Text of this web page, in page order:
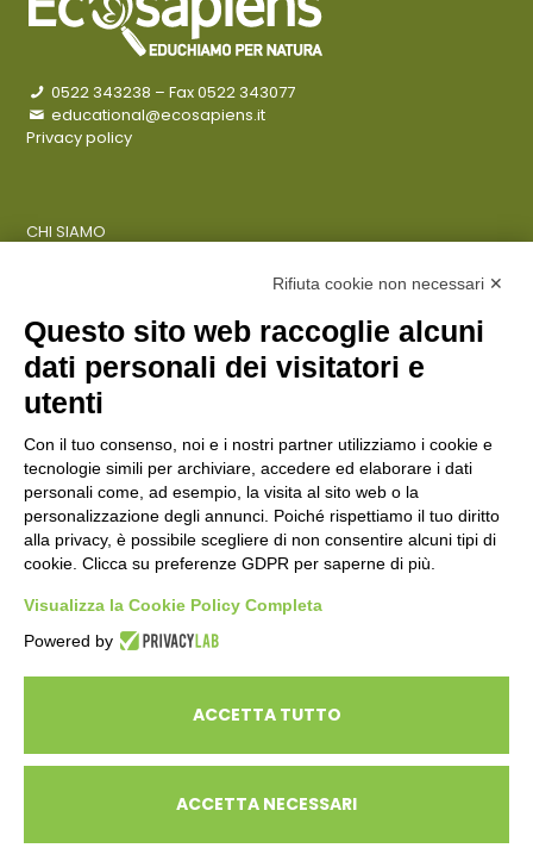
0522 343238 – Fax 0522 343077
educational@ecosapiens.it
Privacy policy
CHI SIAMO
ENTI PUBBLICI
SCUOLE
CITTADINI E FAMIGLIE
CONTATTI
Seguici su:
Italiano
ECOSAPIENS è un marchio L’Ovile Cooperativa Sociale
Albo Cooperative a mutualità prevalente n.A114164
Rifiuta cookie non necessari ✕
Questo sito web raccoglie alcuni
dati personali dei visitatori e
utenti
Con il tuo consenso, noi e i nostri partner utilizziamo i cookie e
tecnologie simili per archiviare, accedere ed elaborare i dati
personali come, ad esempio, la visita al sito web o la
personalizzazione degli annunci. Poiché rispettiamo il tuo diritto
alla privacy, è possibile scegliere di non consentire alcuni tipi di
cookie. Clicca su preferenze GDPR per saperne di più.
Visualizza la Cookie Policy Completa
Powered by
ACCETTA TUTTO
ACCETTA NECESSARI